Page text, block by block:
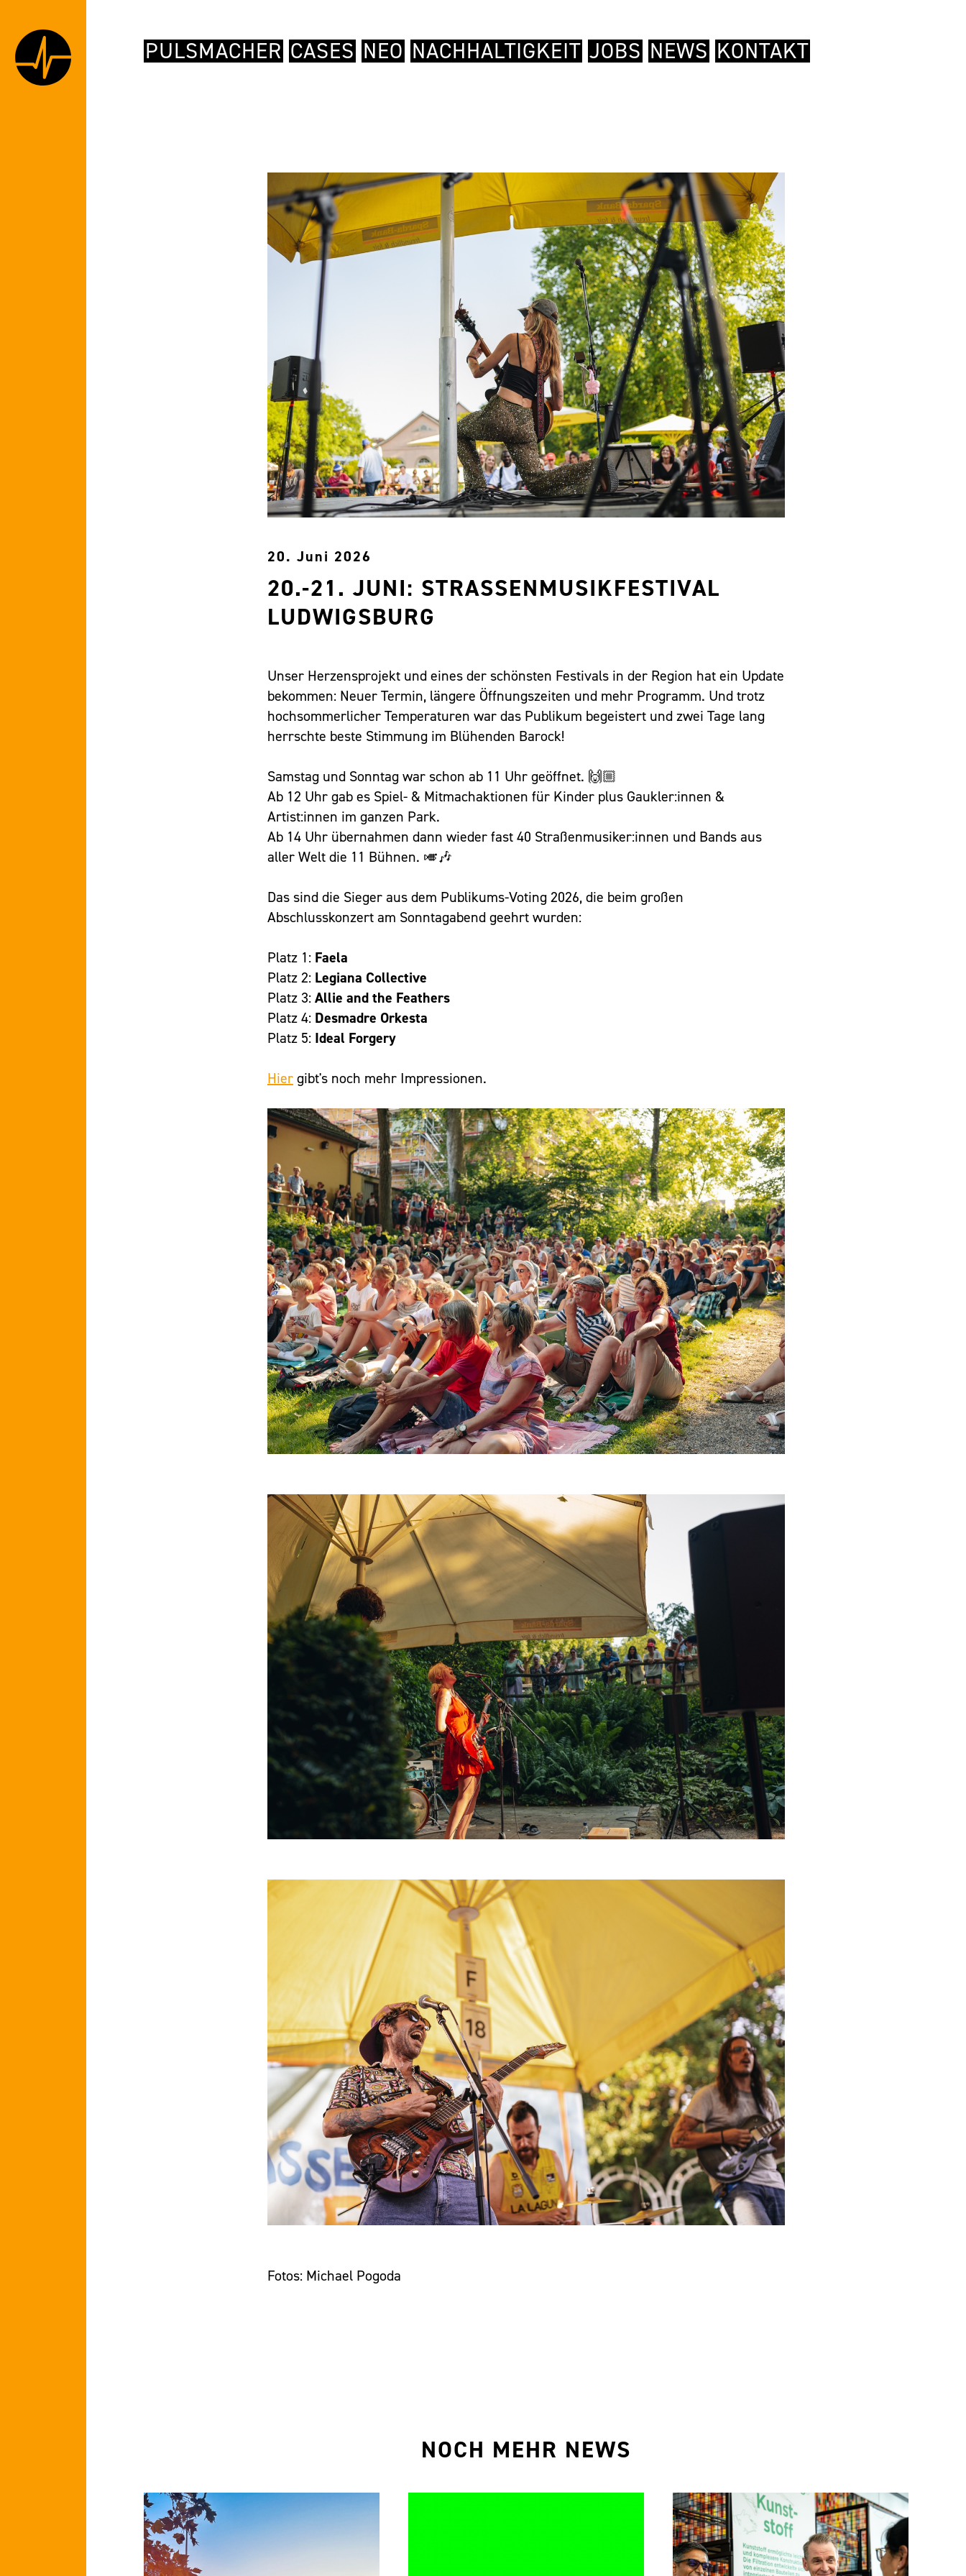
PULSMACHER CASES NEO NACHHALTIGKEIT JOBS NEWS KONTAKT
20. Juni 2026
20.-21. JUNI: STRASSENMUSIKFESTIVAL L
UDWIGSBURG
Unser Herzensprojekt und eines der schönsten Festivals in der Region hat ein Update
bekommen: Neuer Termin, längere Öffnungszeiten und mehr Programm. Und trotz
hochsommerlicher Temperaturen war das Publikum begeistert und zwei Tage lang
herrschte beste Stimmung im Blühenden Barock!
Samstag und Sonntag war schon ab 11 Uhr geöffnet. 🙌🏼
Ab 12 Uhr gab es Spiel- & Mitmachaktionen für Kinder plus Gaukler:innen &
Artist:innen im ganzen Park.
Ab 14 Uhr übernahmen dann wieder fast 40 Straßenmusiker:innen und Bands aus
aller Welt die 11 Bühnen. 🎺🎶
Das sind die Sieger aus dem Publikums-Voting 2026, die beim großen
Abschlusskonzert am Sonntagabend geehrt wurden:
Platz 1: Faela
Platz 2: Legiana Collective
Platz 3:Allie and the Feathers
Platz 4: Desmadre Orkesta
Platz 5: Ideal Forgery
Hiergibt's noch mehr Impressionen.
Fotos: Michael Pogoda
NOCH MEHR NEWS